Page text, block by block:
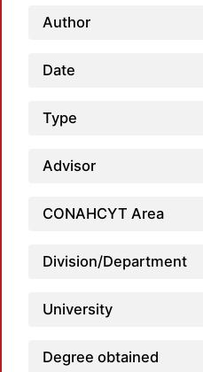
Author
Date
Type
Advisor
CONAHCYT Area
Division/Department
University
Degree obtained